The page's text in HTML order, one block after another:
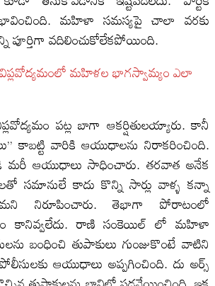
భావించింది. మహిళా సమస్యపై చాలా వరకు
వదిలించుకోలేకపోయింది.
మహిళల భాగస్వామ్యం ఎలా
పట్ల బాగా ఆకర్షితులయ్యారు. కానీ
కాబట్టి వారికి ఆయుధాలను నిరాకరించింది.
మరీ ఆయుధాలు సాధించారు. తరవాత అనేక
సమానులే కాదు కొన్ని సార్లు వాళ్ళ కన్నా
నిరూపించారు. తెభాగా పోరాటంలో
కానివ్వలేదు. రాణి సంకెయిల్ లో మహిళా
బంధించి తుపాకులు గుంజుకొంటే వాటిని
ఆయుధాలు అప్పగించింది. దు అర్స్